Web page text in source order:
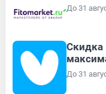
До 31
Скидка
До 31